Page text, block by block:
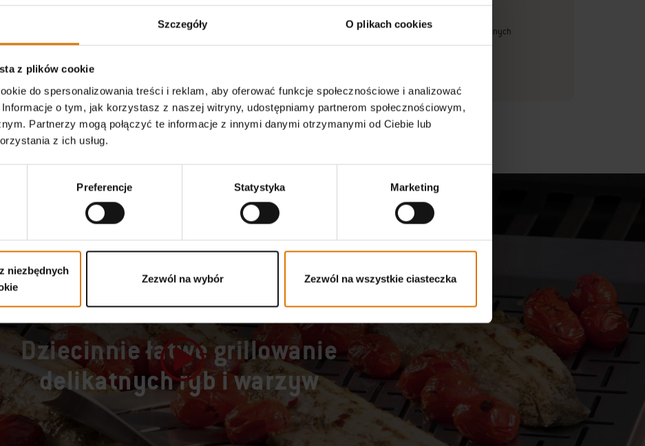
Szczegóły O plikach cookies
z plików cookie
do spersonalizowania treści i reklam, aby oferować funkcje społecznościowe i analizować
o tym, jak korzystasz z naszej witryny, udostępniamy partnerom społecznościowym,
Partnerzy mogą połączyć te informacje z innymi danymi otrzymanymi od Ciebie lub
z ich usług.
Preferencje Statystyka Marketing
niezbędnych
Zezwól na wybór Zezwól na wszystkie ciasteczka
57 cm i
Idealnie nadaje się do filetów rybnych lub innych delikatnych
kawałków jedzenia, które mogą spaść między ruszty
FORMA DO GRILLOWANIA DELUXE
Dziecinnie łatwe grillowanie
delikatnych ryb i warzyw
Odtwórz film